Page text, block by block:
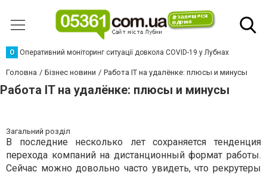
О Оперативний моніторинг ситуації довкола COVID-19 у Лубнах
Головна Бізнес новини Работа IT на удалёнке: плюсы и минусы
Работа IT на удалёнке: плюсы и минусы
Загальний розділ
В последние несколько лет сохраняется тенденция
перехода компаний на дистанционный формат работы.
Сейчас можно довольно часто увидеть, что рекрутеры